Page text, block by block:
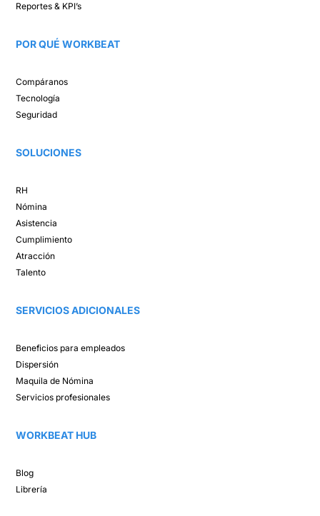
Reportes & KPI’s​
POR QUÉ WORKBEAT​
Compáranos ​
Tecnología​
Seguridad
SOLUCIONES​
RH
Nómina​
Asistencia​
Cumplimiento​
Atracción ​
Talento ​
SERVICIOS ADICIONALES
Beneficios para empleados​
Dispersión​
Maquila de Nómina​
Servicios profesionales
WORKBEAT HUB​
Blog​
Librería​